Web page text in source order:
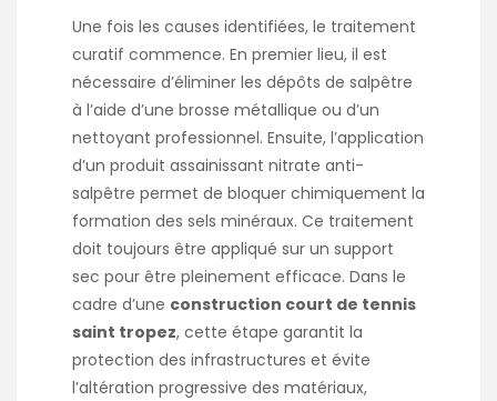
Une fois les causes identifiées, le traitement
curatif commence. En premier lieu, il est
nécessaire d’éliminer les dépôts de salpêtre
à l’aide d’une brosse métallique ou d’un
nettoyant professionnel. Ensuite, l’application
d’un produit assainissant nitrate anti-
salpêtre permet de bloquer chimiquement la
formation des sels minéraux. Ce traitement
doit toujours être appliqué sur un support
sec pour être pleinement efficace. Dans le
cadre d’une construction court de tennis
saint tropez, cette étape garantit la
protection des infrastructures et évite
l’altération progressive des matériaux,